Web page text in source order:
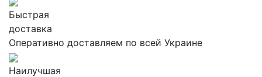
Быстрая
доставка
Оперативно доставляем по всей Украине
Наилучшая